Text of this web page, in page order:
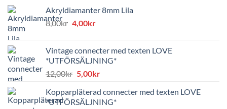
Akryldiamanter 8mm Lila
8,00kr Det
var:
8,00kr.
4,00krDet
är:
4,00kr.
Vintage connecter med texten LOVE
*UTFÖRSÄLJNING*
12,00kr Det
priset
var:
5,00krDet
priset
är:
Kopparpläterad connecter med texten LOVE
*UTFÖRSÄLJNING*